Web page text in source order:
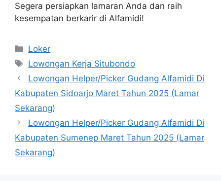
Segera persiapkan lamaran Anda dan raih
kesempatan berkarir di Alfamidi!
Kategori
Loker
Tag
Lowongan Kerja Situbondo
Lowongan Helper/Picker Gudang Alfamidi Di
Kabupaten Sidoarjo Maret Tahun 2025 (Lamar
Sekarang)
Lowongan Helper/Picker Gudang Alfamidi Di
Kabupaten Sumenep Maret Tahun 2025 (Lamar
Sekarang)